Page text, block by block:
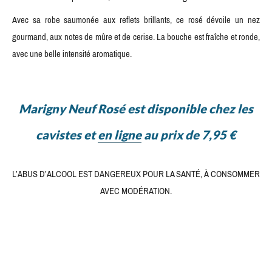
Avec sa robe saumonée aux reflets brillants, ce rosé dévoile un nez
gourmand, aux notes de mûre et de cerise. La bouche est fraîche et ronde,
avec une belle intensité aromatique.
Marigny Neuf Rosé est disponible chez les
cavistes eten ligneau prix de 7,95 €
L’ABUS D’ALCOOL EST DANGEREUX POUR LA SANTÉ, À CONSOMMER
AVEC MODÉRATION.